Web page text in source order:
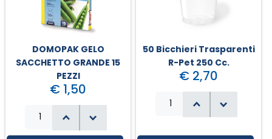
DOMOPAK GELO
SACCHETTO GRANDE 15
PEZZI
€ 1,50
50 Bicchieri Trasparenti
R-Pet 250 Cc.
€ 2,70